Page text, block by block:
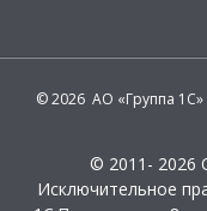
© 2026 АО «Группа 1С»
© 2011- 2026
Исключительное